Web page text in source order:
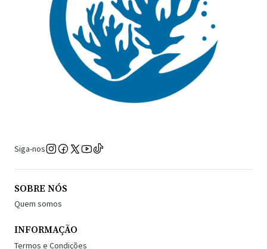
Siga-nos
SOBRE NÓS
Quem somos
INFORMAÇÃO
Termos e Condições